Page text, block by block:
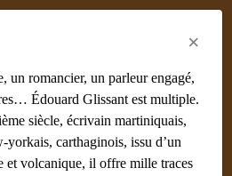
(Paris) Administrateur 28
×
un romancier, un parleur engagé,
Édouard Glissant est multiple.
siècle, écrivain martiniquais,
yorkais, carthaginois, issu d’un
et volcanique, il offre mille traces